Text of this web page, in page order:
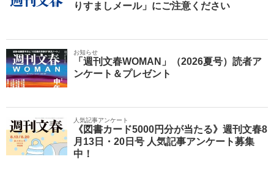
りすましメール」にご注意ください
お知らせ
「週刊文春WOMAN」（2026夏号）読者ア
ンケート＆プレゼント
人気記事アンケート
《図書カード5000円分が当たる》週刊文春8
月13日・20日号 人気記事アンケート募集
中！